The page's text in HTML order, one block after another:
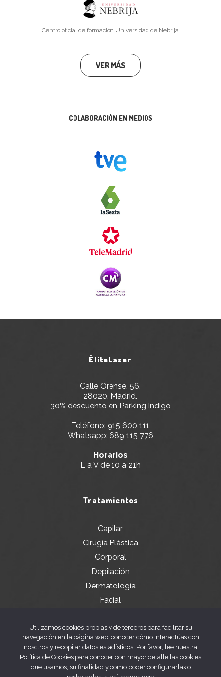
Centro oficial de formación Universidad de Nebrija
VER MÁS
COLABORACIÓN EN MEDIOS
ÉliteLaser
Calle Orense, 56.
28020, Madrid.
30% descuento en Parking Indigo
Teléfono: 915 600 111
Whatsapp: 689 115 776
Horarios
L a V de 10 a 21h
Tratamientos
Capilar
Cirugía Plástica
Corporal
Depilación
Dermatología
Facial
Legal
Utilizamos cookies propias y de terceros para facilitar su
navegación en la página web, conocer cómo interactúas con
nosotros y recopilar datos estadísticos. Por favor, lee nuestra
Política de Cookies para conocer con mayor detalle las cookies
que usamos, su finalidad y como poder configurarlas o